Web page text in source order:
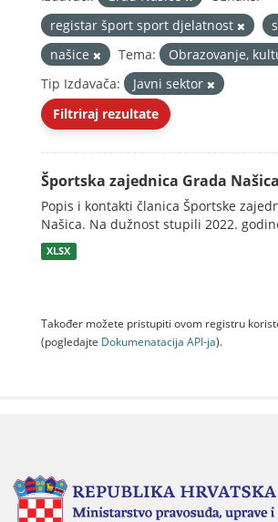
registar šport sport djelatnost
našice
Tema:
Obrazovanje,
Tip Izdavača:
Javni sektor
Filtriraj rezultate
Športska zajednica Grada Našica
Popis i kontakti članica Športske
Našica. Na dužnost stupili 2022.
XLSX
Također možete pristupiti ovom registru
(pogledajte Dokumenаtаcijа API-jа).